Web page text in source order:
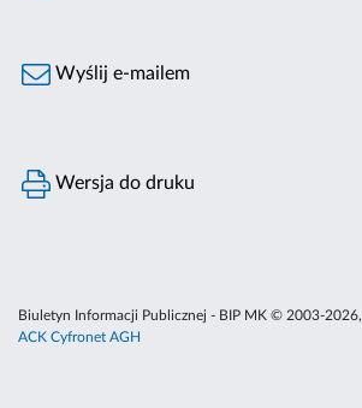
Wyślij e-mailem
Wersja do druku
Biuletyn Informacji Publicznej - BIP MK © 2003-2026,
ACK Cyfronet AGH